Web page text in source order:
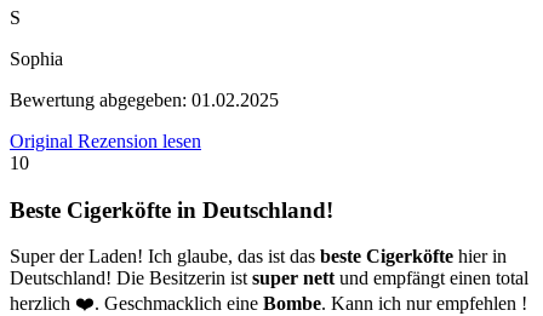
S
Sophia
Bewertung abgegeben: 01.02.2025
Original Rezension lesen
10
Beste Cigerköfte in Deutschland!
Super der Laden! Ich glaube, das ist das beste Cigerköfte hier in
Deutschland! Die Besitzerin ist super nett und empfängt einen total
herzlich ❤️. Geschmacklich eine Bombe. Kann ich nur empfehlen !